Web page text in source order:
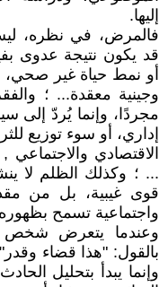
إليها.
فالمرض، في نظره،
قد يكون نتيجة عدوى
أو نمط حياة غير
وجينية معقدة... ؛
مجردًا، وإنما يُردّ إلى
إداري، أو سوء توزيع
الاقتصادي
... ؛ وكذلك الظلم لا
قوى غيبية، بل من
واجتماعية تسمح
وعندما يتعرض شخص
بالقول: "هذا قضاء
وإنما يبدأ بتحليل